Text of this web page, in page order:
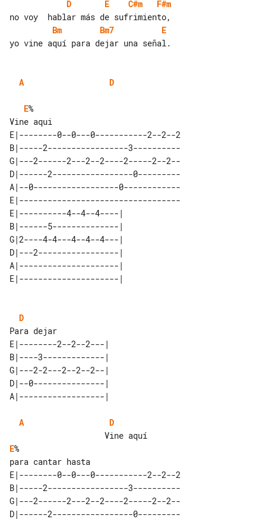
D E C#m
F#m
Bm
Bm7
E
yo vine aquí para dejar una señal.
A D
E%
E|--------0--0---0-----------2--2--2
B|-----2-----------------3----------
G|---2------2---2--2----2-----2--2--
D|------2-----------------0---------
A|--0------------------0------------
E|----------------------------------
E|----------4--4--4----|
B|------5--------------|
G|2----4-4---4--4--4---|
D|---2-----------------|
A|---------------------|
D
E|--------2--2--2---|
B|----3-------------|
G|---2-2---2--2--2--|
D|--0---------------|
A
D
E%
E|--------0--0---0-----------2--2--2
B|-----2-----------------3----------
G|---2------2---2--2----2-----2--2--
D|------2-----------------0---------